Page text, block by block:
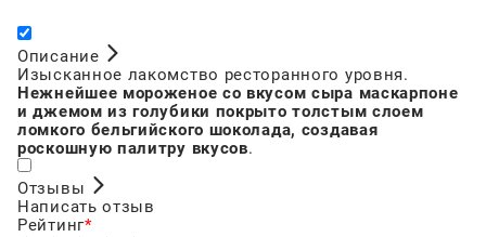
Описание
Изысканное лакомство ресторанного уровня.
Нежнейшее мороженое со вкусом сыра маскарпоне
и джемом из голубики покрыто толстым слоем
ломкого бельгийского шоколада, создавая
роскошную палитру вкусов.
Отзывы
Написать отзыв
Рейтинг